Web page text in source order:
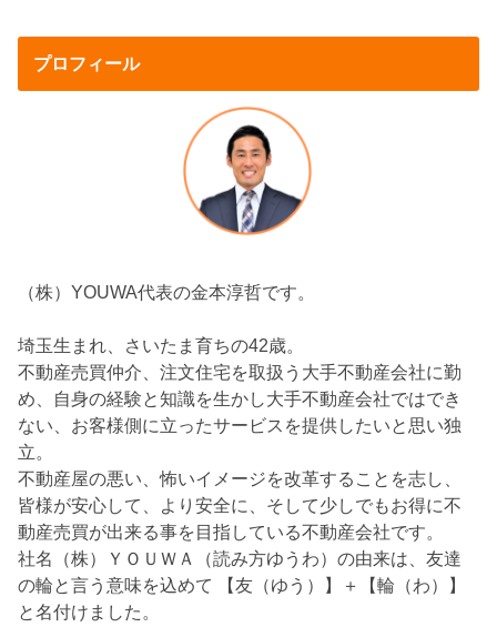
プロフィール
（株）YOUWA代表の金本淳哲です。
埼玉生まれ、さいたま育ちの42歳。
不動産売買仲介、注文住宅を取扱う大手不動産会社に勤
め、自身の経験と知識を生かし大手不動産会社ではでき
ない、お客様側に立ったサービスを提供したいと思い独
立。
不動産屋の悪い、怖いイメージを改革することを志し、
皆様が安心して、より安全に、そして少しでもお得に不
動産売買が出来る事を目指している不動産会社です。
社名（株）ＹＯＵＷＡ（読み方ゆうわ）の由来は、友達
の輪と言う意味を込めて 【友（ゆう）】＋【輪（わ）】
と名付けました。